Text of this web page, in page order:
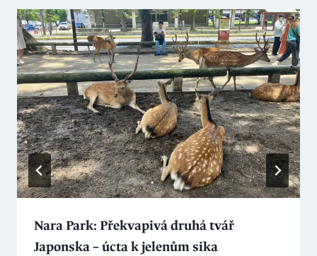
Nara Park: Překvapivá druhá tvář
Japonska – úcta k jelenům sika